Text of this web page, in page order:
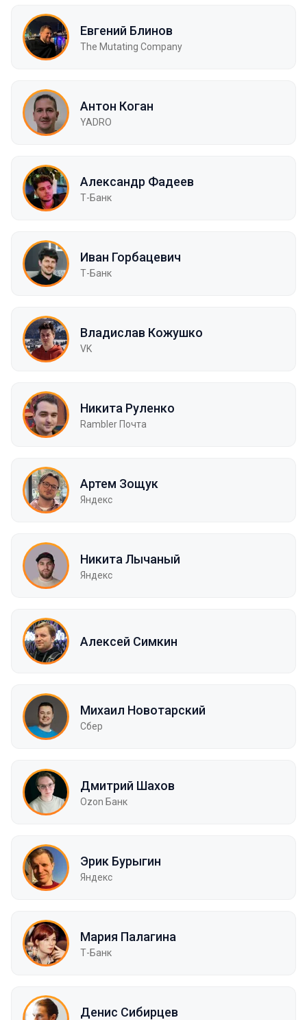
Евгений Блинов
The Mutating Company
Антон Коган
YADRO
Александр Фадеев
Т-Банк
Иван Горбацевич
Т-Банк
Владислав Кожушко
VK
Никита Руленко
Rambler Почта
Артем Зощук
Яндекс
Никита Лычаный
Яндекс
Алексей Симкин
Михаил Новотарский
Сбер
Дмитрий Шахов
Ozon Банк
Эрик Бурыгин
Яндекс
Мария Палагина
Т-Банк
Денис Сибирцев